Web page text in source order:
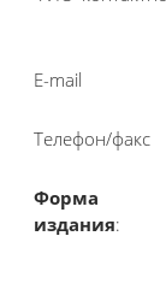
E-mail
Телефон/факс
Форма
издания: